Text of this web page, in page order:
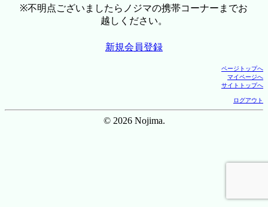
※不明点ございましたらノジマの携帯コーナーまでお
越しください。
新規会員登録
ページトップへ
マイページへ
サイトトップへ
ログアウト
© 2026 Nojima.